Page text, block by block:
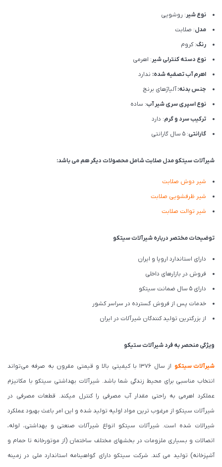
نوع شیر: روشویی
مدل: صلابت
رنگ: کروم
نوع دسته کنترلی شیر: اهرمی
اهرم آب تصفیه شده: ندارد
جنس بدنه:آلیاژهای برنج
نوع اسپری سری شیر آب: ساده
ترکیب سرد و گرم: دارد
گارانتی: 5 سال گارانتی
شیرآلات سیتکو مدل صلابت شامل محصولات دیگر هم می باشد:
شیر دوش صلابت
شیر ظرفشویی صلابت
شیر توالت صلابت
توضیحات مختصر درباره شیرآلات سیتکو
دارای استاندارد اروپا و ایران
فروش در بازارهای داخلی
دارای 5 سال ضمانت سیتکو
خدمات پس از فروش گسترده در سراسر کشور
از بزرگترین تولید کنندگان شیرآلات در ایران
ویژگی منحصر به فرد شیرآلات ستیکو
شیرآلات سیتکو
از سال 1376 با کیفیتی بالا و قیمتی مقرون به صرفه می‌‌تواند
انتخاب مناسبی برای محیط زندگی شما باشد. شیرآلات بهداشتی سیتکو با مکانیزم
عملکرد اهرمی به راحتی مقدار آب مصرفی را کنترل میکند. قطعات مصرفی در
شیرآلات سیتکو از مرغوب ترین مواد اولیه تولید شده و این امر باعث بهبود عملکرد
شیرالات شده است. شیرآلات سیتکو انواع شیرآلات صنعتی و بهداشتی، لوله،
اتصالات و بسیاری ملزومات در بخشهای مختلف ساختمان (از موتورخانه تا حمام و
آشپزخانه) تولید می کند. شرکت سیتکو دارای گواهینامه استاندارد ملی در زمینه